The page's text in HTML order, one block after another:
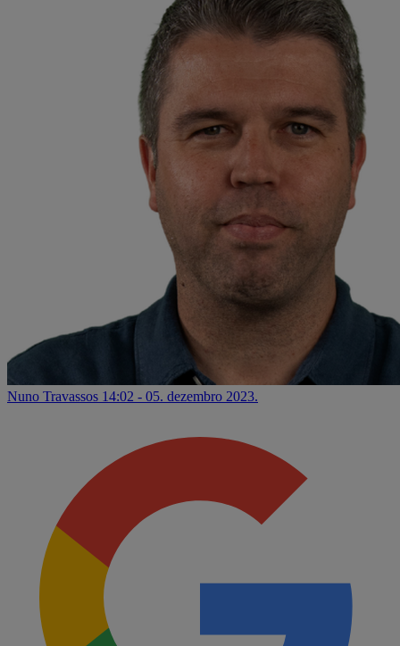
Nuno Travassos 14:02 - 05. dezembro 2023.